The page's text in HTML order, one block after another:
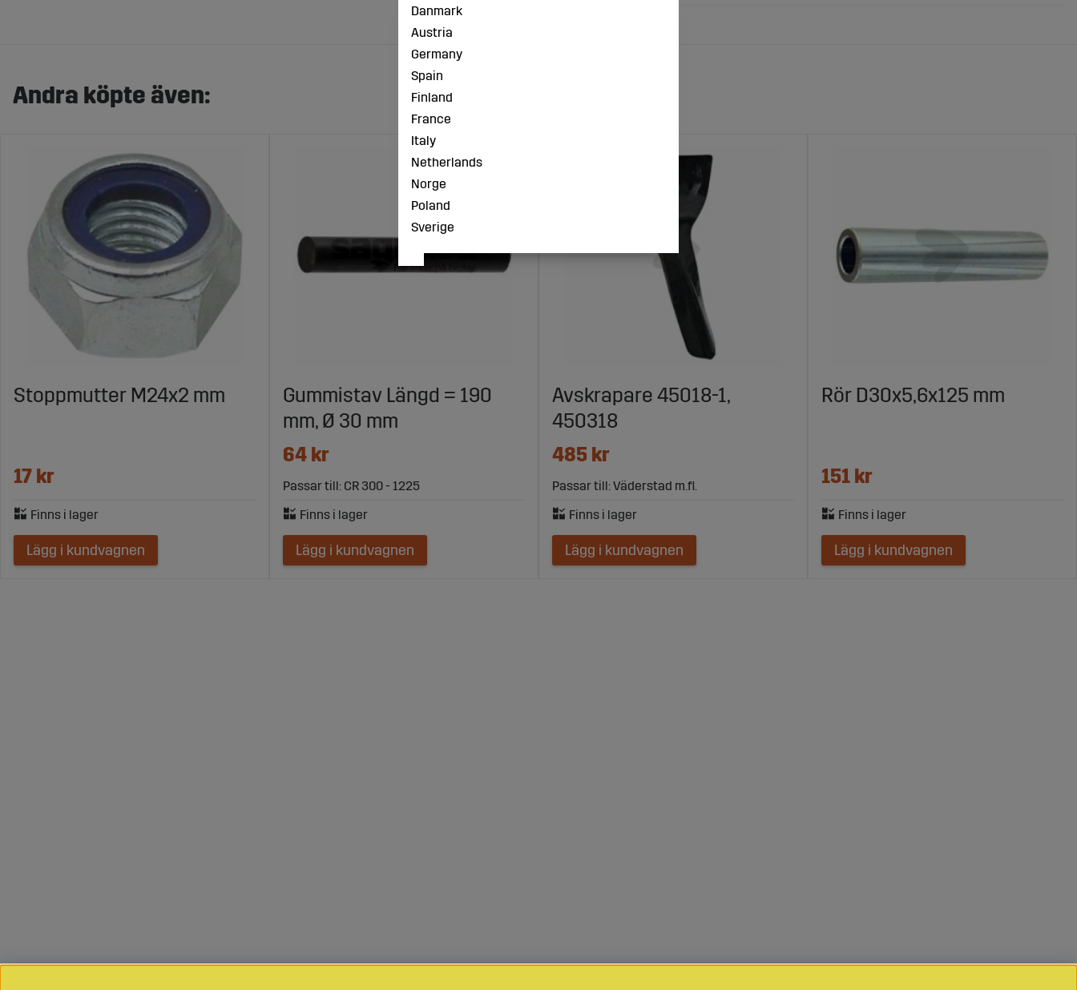
Andra köpte även:
Stoppmutter M24x2 mm
17 kr
Lägg i kundvagnen
Gummistav Längd = 190
mm, Ø 30 mm
64 kr
Passar till: CR 300 - 1225
Lägg i kundvagnen
Avskrapare 45018-1,
450318
485 kr
Passar till: Väderstad m.fl.
Lägg i kundvagnen
Rör D30x5,6x125 mm
151 kr
Lägg i kundvagnen
Danmark
Austria
Germany
Spain
Finland
France
Italy
Netherlands
Norge
Poland
Sverige